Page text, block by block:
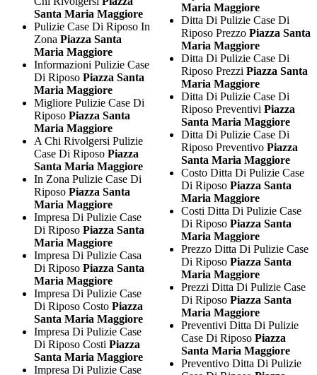
Santa Maria Maggiore
Pulizie Case Di Riposo In
Zona Piazza Santa
Maria Maggiore
Informazioni Pulizie Case
Di Riposo Piazza Santa
Maria Maggiore
Migliore Pulizie Case Di
Riposo Piazza Santa
Maria Maggiore
A Chi Rivolgersi Pulizie
Case Di Riposo Piazza
Santa Maria Maggiore
In Zona Pulizie Case Di
Riposo Piazza Santa
Maria Maggiore
Impresa Di Pulizie Case
Di Riposo Piazza Santa
Maria Maggiore
Impresa Di Pulizie Casa
Di Riposo Piazza Santa
Maria Maggiore
Impresa Di Pulizie Case
Di Riposo Costo Piazza
Santa Maria Maggiore
Impresa Di Pulizie Case
Di Riposo Costi Piazza
Santa Maria Maggiore
Impresa Di Pulizie Case
Maria Maggiore
Ditta Di Pulizie Case Di
Riposo PrezzoPiazza Santa
Maria Maggiore
Ditta Di Pulizie Case Di
Riposo PrezziPiazza Santa
Maria Maggiore
Ditta Di Pulizie Case Di
Riposo PreventiviPiazza
Santa Maria Maggiore
Ditta Di Pulizie Case Di
Riposo PreventivoPiazza
Santa Maria Maggiore
Costo Ditta Di Pulizie Case
Di RiposoPiazza Santa
Maria Maggiore
Costi Ditta Di Pulizie Case
Di RiposoPiazza Santa
Maria Maggiore
Prezzo Ditta Di Pulizie Case
Di RiposoPiazza Santa
Maria Maggiore
Prezzi Ditta Di Pulizie Case
Di RiposoPiazza Santa
Maria Maggiore
Preventivi Ditta Di Pulizie
Case Di RiposoPiazza
Santa Maria Maggiore
Preventivo Ditta Di Pulizie